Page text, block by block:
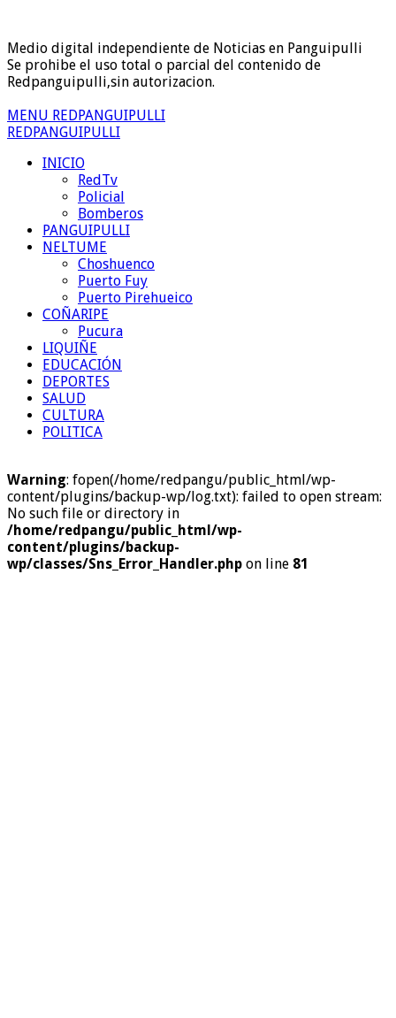
Medio digital independiente de Noticias en Panguipulli
Se prohibe el uso total o parcial del contenido de
Redpanguipulli,sin autorizacion.
MENU REDPANGUIPULLI
REDPANGUIPULLI
INICIO
RedTv
Policial
Bomberos
PANGUIPULLI
NELTUME
Choshuenco
Puerto Fuy
Puerto Pirehueico
COÑARIPE
Pucura
LIQUIÑE
EDUCACIÓN
DEPORTES
SALUD
CULTURA
POLITICA
Warning: fopen(/home/redpangu/public_html/wp-
content/plugins/backup-wp/log.txt): failed to open stream:
No such file or directory in
/home/redpangu/public_html/wp-
content/plugins/backup-
wp/classes/Sns_Error_Handler.php on line 81